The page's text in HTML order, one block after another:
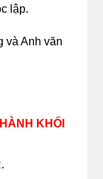
lập.
và Anh văn
KHỐI